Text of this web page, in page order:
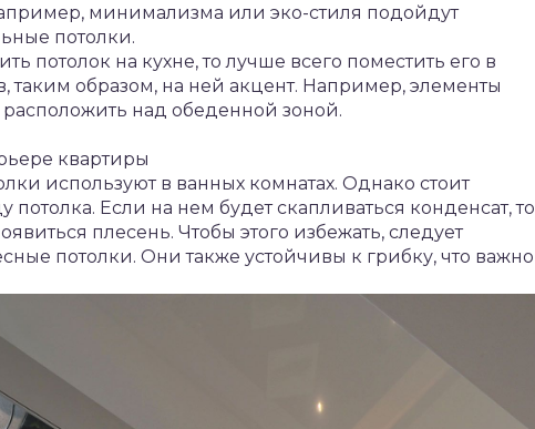
минимализма или эко-стиля подойдут
потолки.
потолок на кухне, то лучше всего поместить его в
таким образом, на ней акцент. Например, элементы
над обеденной зоной.
квартиры
используют в ванных комнатах. Однако стоит
Если на нем будет скапливаться конденсат, то
плесень. Чтобы этого избежать, следует
потолки. Они также устойчивы к грибку, что важно